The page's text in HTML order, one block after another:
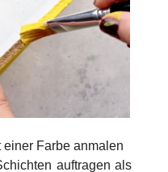
Farbe anmalen
auftragen als